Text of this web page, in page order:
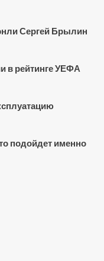
Сергей Брылин
в рейтинге УЕФА
подойдет именно